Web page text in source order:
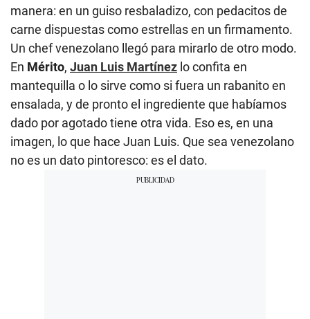
manera: en un guiso resbaladizo, con pedacitos de
carne dispuestas como estrellas en un firmamento.
Un chef venezolano llegó para mirarlo de otro modo.
En Mérito, Juan Luis Martínez lo confita en
mantequilla o lo sirve como si fuera un rabanito en
ensalada, y de pronto el ingrediente que habíamos
dado por agotado tiene otra vida. Eso es, en una
imagen, lo que hace Juan Luis. Que sea venezolano
no es un dato pintoresco: es el dato.